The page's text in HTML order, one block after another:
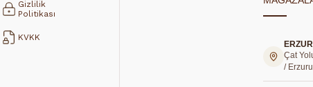
Gizlilik
Politikası
KVKK
Çat
/